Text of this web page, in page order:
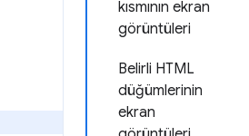
kısmının ekran
görüntüleri
Belirli HTML
düğümlerinin
ekran